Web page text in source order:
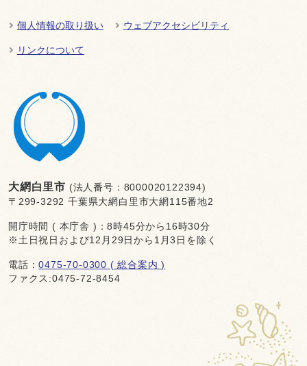
個人情報の取り扱い ウェブアクセシビリティ
リンクについて
大網白里市 (法人番号：8000020122394)
〒299-3292 千葉県大網白里市大網115番地2
開庁時間 ( 本庁舎 )：8時45分から16時30分
※土日祝日および12月29日から1月3日を除く
電話：0475-70-0300 ( 総合案内 )
ファクス:0475-72-8454